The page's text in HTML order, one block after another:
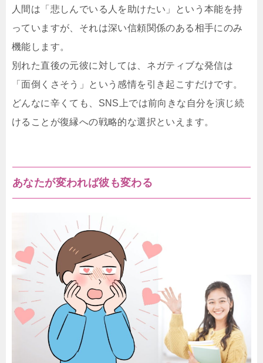
人間は「悲しんでいる人を助けたい」という本能を持
っていますが、それは深い信頼関係のある相手にのみ
機能します。
別れた直後の元彼に対しては、ネガティブな発信は
「面倒くさそう」という感情を引き起こすだけです。
どんなに辛くても、SNS上では前向きな自分を演じ続
けることが復縁への戦略的な選択といえます。
あなたが変われば彼も変わる